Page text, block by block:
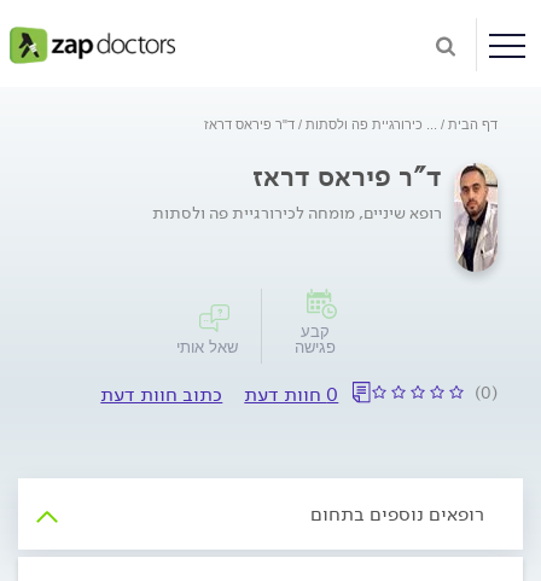
דף הבית כירורגיית פה ולסתות ד"ר פיראס דראז
ד"ר פיראס דראז
רופא שיניים, מומחה לכירורגיית פה ולסתות
קבע
פגישה
שאל אותי
(0) 0 חוות דעת כתוב חוות דעת
רופאים נוספים בתחום